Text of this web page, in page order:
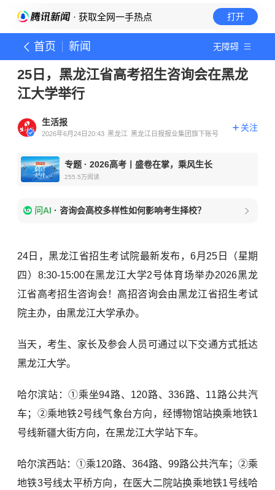
· 获取全网一手热点 打开
首页 新闻 无障碍
25日，黑龙江省高考招生咨询会在黑龙
江大学举行
生活报
2026年6月24日20:43 黑龙江 黑龙江日报报业集团旗下账号
关注
专题 · 2026高考丨盛卷在掌，乘风生长
255.5万阅读
问AI · 咨询会高校多样性如何影响考生择校？
24日，黑龙江省招生考试院最新发布，6月25日（星期
四）8:30-15:00在黑龙江大学2号体育场举办2026黑龙
江省高考招生咨询会！高招咨询会由黑龙江省招生考试
院主办，由黑龙江大学承办。
当天，考生、家长及参会人员可通过以下交通方式抵达
黑龙江大学。
哈尔滨站：①乘坐94路、120路、336路、11路公共汽
车；②乘地铁2号线气象台方向，经博物馆站换乘地铁1
号线新疆大街方向，在黑龙江大学站下车。
哈尔滨西站：①乘120路、364路、99路公共汽车；②乘
地铁3号线太平桥方向，在医大二院站换乘地铁1号线哈